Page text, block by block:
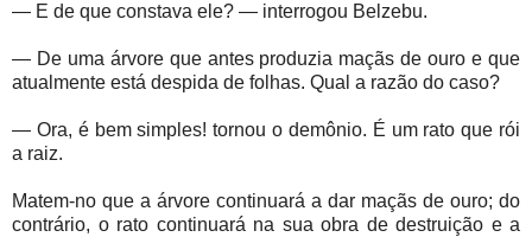
— E de que constava ele? — interrogou Belzebu.
— De uma árvore que antes produzia maçãs de ouro e que
atualmente está despida de folhas. Qual a razão do caso?
— Ora, é bem simples! tornou o demônio. É um rato que rói
a raiz.
Matem-no que a árvore continuará a dar maçãs de ouro; do
contrário, o rato continuará na sua obra de destruição e a